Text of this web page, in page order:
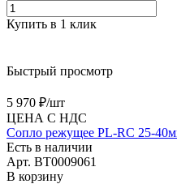
Купить в 1 клик
Быстрый просмотр
5 970 ₽/шт
ЦЕНА С НДС
Сопло режущее PL-RC 25-
Есть в наличии
Арт. BT0009061
В корзину